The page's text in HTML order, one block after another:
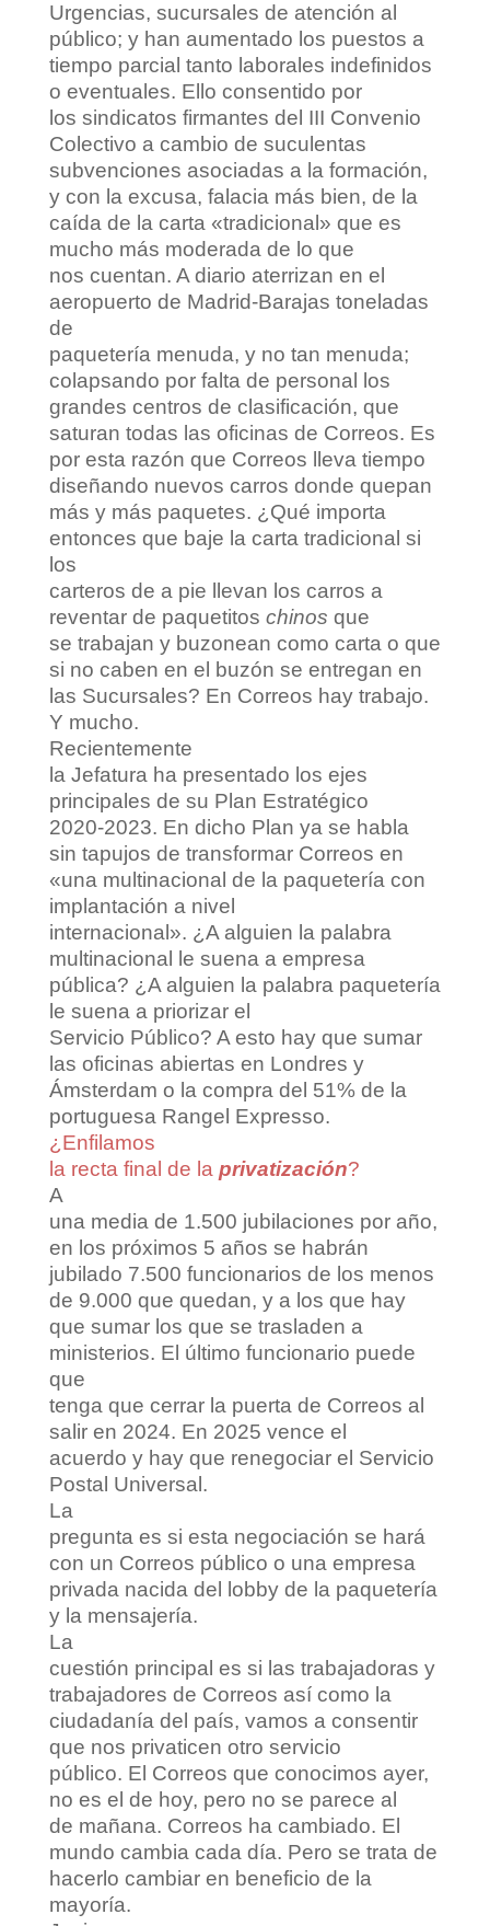
Urgencias, sucursales de atención al
público; y han aumentado los puestos a
tiempo parcial tanto laborales indefinidos
o eventuales. Ello consentido por
los sindicatos firmantes del III Convenio
Colectivo a cambio de suculentas
subvenciones asociadas a la formación,
y con la excusa, falacia más bien, de la
caída de la carta «tradicional» que es
mucho más moderada de lo que
nos cuentan. A diario aterrizan en el
aeropuerto de Madrid-Barajas toneladas
de
paquetería menuda, y no tan menuda;
colapsando por falta de personal los
grandes centros de clasificación, que
saturan todas las oficinas de Correos. Es
por esta razón que Correos lleva tiempo
diseñando nuevos carros donde quepan
más y más paquetes. ¿Qué importa
entonces que baje la carta tradicional si
los
carteros de a pie llevan los carros a
reventar de paquetitos chinos que
se trabajan y buzonean como carta o que
si no caben en el buzón se entregan en
las Sucursales? En Correos hay trabajo.
Y mucho.
Recientemente
la Jefatura ha presentado los ejes
principales de su Plan Estratégico
2020-2023. En dicho Plan ya se habla
sin tapujos de transformar Correos en
«una multinacional de la paquetería con
implantación a nivel
internacional». ¿A alguien la palabra
multinacional le suena a empresa
pública? ¿A alguien la palabra paquetería
le suena a priorizar el
Servicio Público? A esto hay que sumar
las oficinas abiertas en Londres y
Ámsterdam o la compra del 51% de la
portuguesa Rangel Expresso.
¿Enfilamos
la recta final de la privatización?
A
una media de 1.500 jubilaciones por año,
en los próximos 5 años se habrán
jubilado 7.500 funcionarios de los menos
de 9.000 que quedan, y a los que hay
que sumar los que se trasladen a
ministerios. El último funcionario puede
que
tenga que cerrar la puerta de Correos al
salir en 2024. En 2025 vence el
acuerdo y hay que renegociar el Servicio
Postal Universal.
La
pregunta es si esta negociación se hará
con un Correos público o una empresa
privada nacida del lobby de la paquetería
y la mensajería.
La
cuestión principal es si las trabajadoras y
trabajadores de Correos así como la
ciudadanía del país, vamos a consentir
que nos privaticen otro servicio
público. El Correos que conocimos ayer,
no es el de hoy, pero no se parece al
de mañana. Correos ha cambiado. El
mundo cambia cada día. Pero se trata de
hacerlo cambiar en beneficio de la
mayoría.